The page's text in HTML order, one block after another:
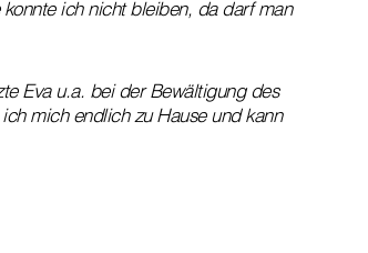
ich nicht bleiben, da darf man
Eva u.a. bei der Bewältigung des
mich endlich zu Hause und kann